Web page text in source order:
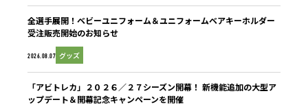
2026.08.07 グッズ
全選手展開！ベビーユニフォーム＆ユニフォームベアキーホルダー
受注販売開始のお知らせ
「アビトレカ」２０２６／２７シーズン開幕！ 新機能追加の大型ア
ップデート＆開幕記念キャンペーンを開催